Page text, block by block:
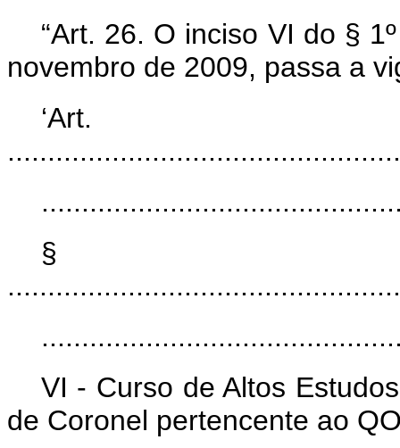
“Art. 26. O inciso VI do §
novembro de 2009, passa a
§
VI - Curso de Altos
de Coronel pertencente ao